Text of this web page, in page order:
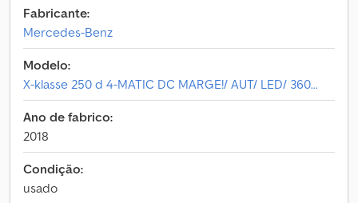
Fabricante:
Mercedes-Benz
Modelo:
X-klasse 250 d 4-MATIC DC MARGE!/ AUT/ LED/ 360...
Ano de fabrico:
2018
Condição:
usado